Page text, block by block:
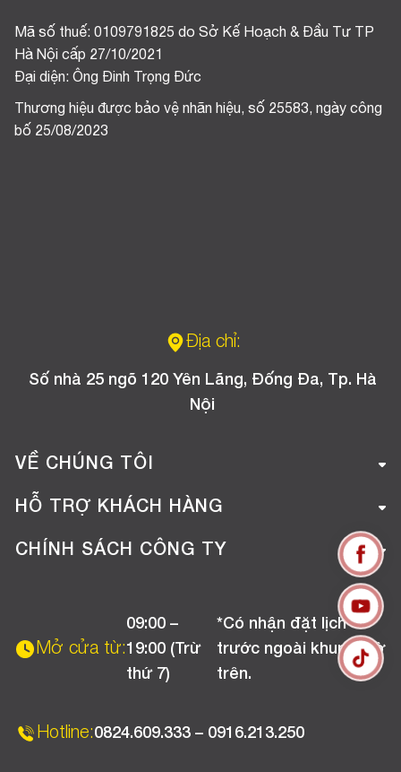
Mã số thuế: 0109791825 do Sở Kế Hoạch & Đầu Tư TP
Hà Nội cấp 27/10/2021
Đại diện: Ông Đinh Trọng Đức
Thương hiệu được bảo vệ nhãn hiệu, số 25583, ngày công
bố 25/08/2023
Địa chỉ:
Số nhà 25 ngõ 120 Yên Lãng, Đống Đa, Tp. Hà
Nội
VỀ CHÚNG TÔI
Giới thiệu công ty
Tuyển dụng
HỖ TRỢ KHÁCH HÀNG
Hướng dẫn mua hàng online
Chương trình khuyến mãi
CHÍNH SÁCH CÔNG TY
Chính sách bảo hành
Mở cửa từ:
09:00 –
19:00 (Trừ
thứ 7)
*Có nhận đặt lịch
trước ngoài khung giờ
trên.
Hotline:0824.609.333 – 0916.213.250